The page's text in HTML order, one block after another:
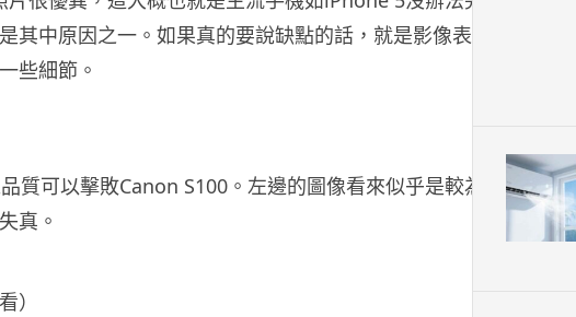
其中原因之一。如果真的要說缺點的話，就是影像表現太過
些細節。
質可以擊敗Canon S100。左邊的圖像看來似乎是較為銳利
真。
）